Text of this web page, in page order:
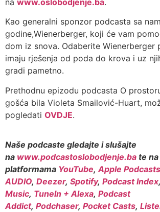
Kao generalni sponzor podcasta sa
godine,Wienerberger, koji će vam
dom iz snova. Odaberite Wienerberger
imaju rješenja od poda do krova i uz
gradi pametno.
Prethodnu epizodu podcasta O
gošća bila Violeta Smailović-Huart,
pogledati OVDJE.
Naše podcaste gledajte i slušajte
na www.podcastoslobodjenje.ba te na
platformama YouTube,Apple Podcasts
AUDIO, Deezer, Spotify, Podcast Index
Music, TuneIn + Alexa, Podcast
Addict, Podchaser, Pocket Casts,